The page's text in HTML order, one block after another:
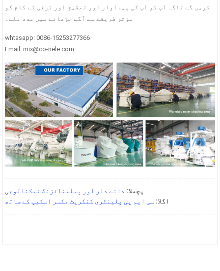
کریں گے تاکہ آپ کو آپ کی پیداوار اور تحقیق اور ترقی کے کام کو
مؤثر طریقے سے آگے بڑھانے میں مدد ملے۔
whtasapp: 0086-15253277366
Email: mix@co-nele.com
پچھلا: دانے دار اور پیلیٹائزنگ ٹیکنالوجی
اگلا: سی ایم پی پلینٹری کنکریٹ مکسر اسکیپ کے ساتھ